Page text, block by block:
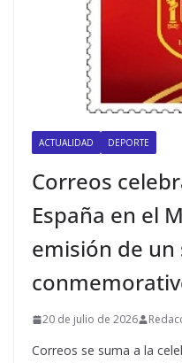
ACTUALIDAD DEPORTE
Correos
España en el
emisión de un
20 de julio de 2026
Correos se suma a la